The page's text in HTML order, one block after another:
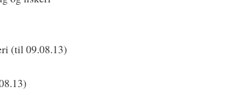
(til 09.08.13)